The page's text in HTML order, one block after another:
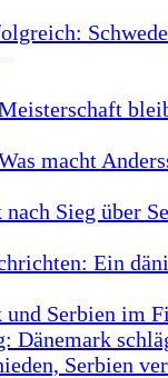
macht
Sieg über
Ein
und Serbien im
Dänemark
Serbien